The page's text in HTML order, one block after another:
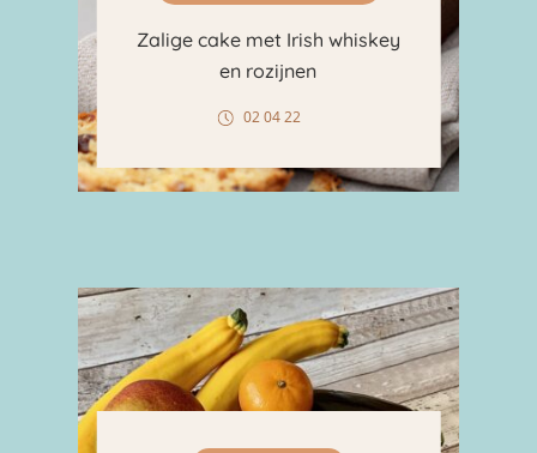
Zalige cake met Irish whiskey
en rozijnen
02 04 22